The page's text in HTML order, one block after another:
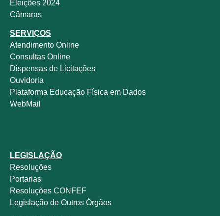
Eleições 2024
Câmaras
SERVIÇOS
Atendimento Online
Consultas Online
Dispensas de Licitações
Ouvidoria
Plataforma Educação Física em Dados
WebMail
LEGISLAÇÃO
Resoluções
Portarias
Resoluções CONFEF
Legislação de Outros Órgãos